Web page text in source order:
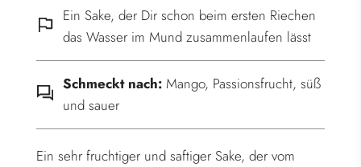
Ein Sake, der Dir schon beim ersten Riechen
das Wasser im Mund zusammenlaufen lässt
Schmeckt nach: Mango, Passionsfrucht, süß
und sauer
Ein sehr fruchtiger und saftiger Sake, der vom